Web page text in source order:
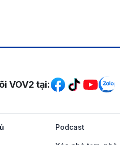
xã hội
VOV2 tại:
Podcast